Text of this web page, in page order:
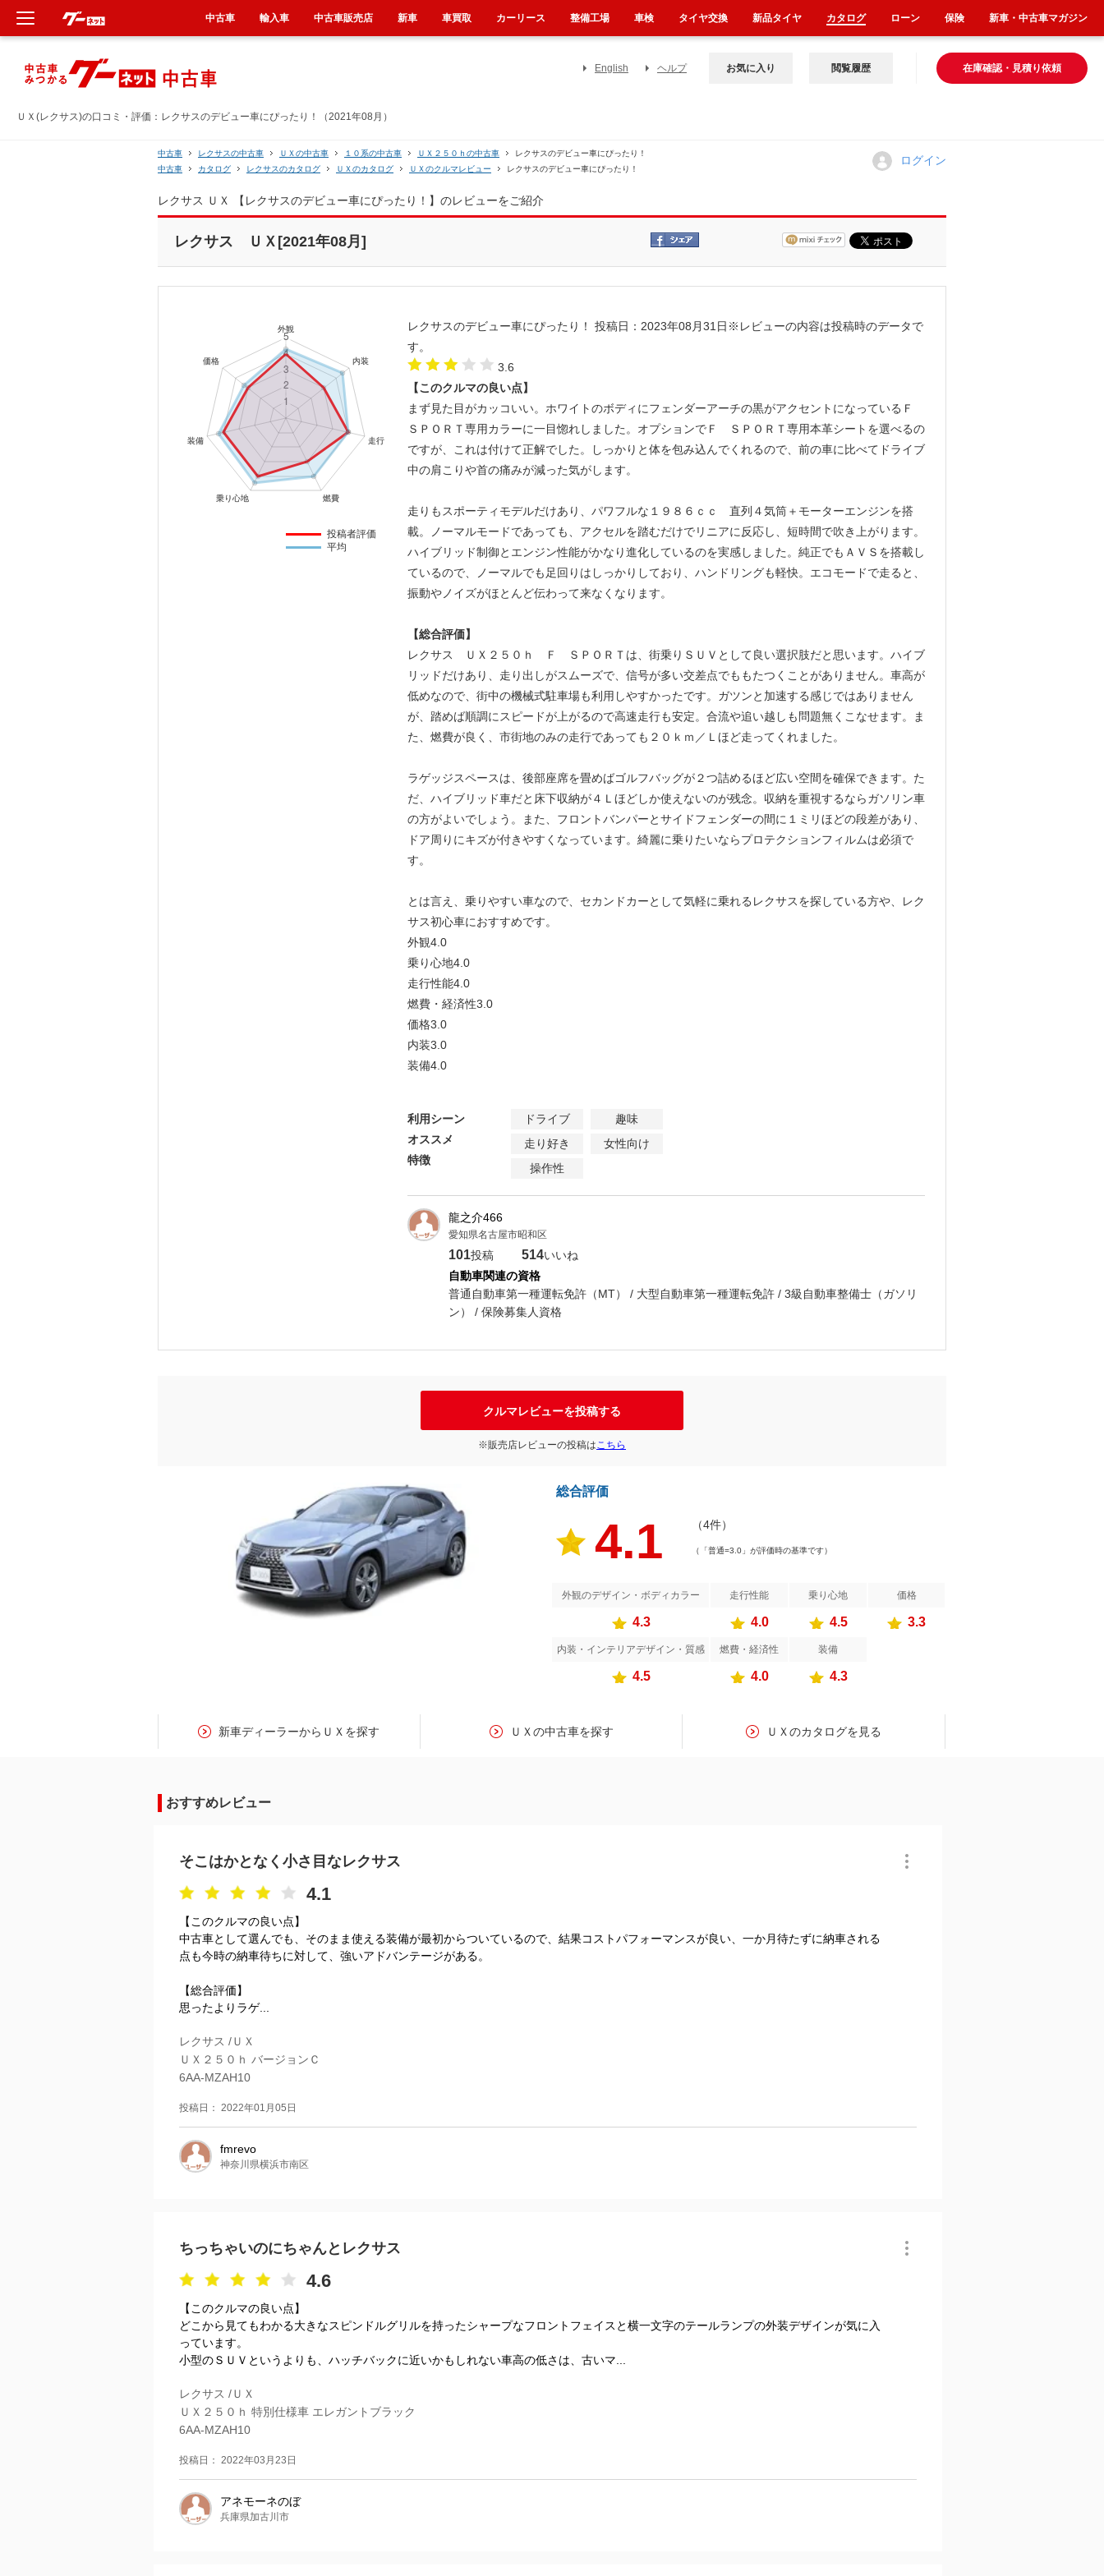
ＵＸ(レクサス)の口コミ・評価：レクサスのデビュー車にぴったり！（2021年08月）
English ヘルプ 在庫確認・見積り依頼
お気に入り 閲覧履歴
中古車 レクサスの中古車 ＵＸの中古車 １０系の中古車 ＵＸ２５０ｈの中古車
レクサスのデビュー車にぴったり！
中古車
カタログ レクサスのカタログ ＵＸのカタログ ＵＸのクルマレビュー レクサスのデビュー車にぴったり！
ログイン
レクサス ＵＸ 【レクサスのデビュー車にぴったり！】のレビューをご紹介
レクサス ＵＸ[2021年08月]
投稿者評価
平均
レクサスのデビュー車にぴったり！ 投稿日：2023年08月31日 ※レビューの内容は投稿時のデータで
す。
3.6
【このクルマの良い点】
まず見た目がカッコいい。ホワイトのボディにフェンダーアーチの黒がアクセントになっているＦ
ＳＰＯＲＴ専用カラーに一目惚れしました。オプションでＦ ＳＰＯＲＴ専用本革シートを選べるの
ですが、これは付けて正解でした。しっかりと体を包み込んでくれるので、前の車に比べてドライブ
中の肩こりや首の痛みが減った気がします。
走りもスポーティモデルだけあり、パワフルな１９８６ｃｃ 直列４気筒＋モーターエンジンを搭
載。ノーマルモードであっても、アクセルを踏むだけでリニアに反応し、短時間で吹き上がります。
ハイブリッド制御とエンジン性能がかなり進化しているのを実感しました。純正でもＡＶＳを搭載し
ているので、ノーマルでも足回りはしっかりしており、ハンドリングも軽快。エコモードで走ると、
振動やノイズがほとんど伝わって来なくなります。
【総合評価】
レクサス ＵＸ２５０ｈ Ｆ ＳＰＯＲＴは、街乗りＳＵＶとして良い選択肢だと思います。ハイブ
リッドだけあり、走り出しがスムーズで、信号が多い交差点でももたつくことがありません。車高が
低めなので、街中の機械式駐車場も利用しやすかったです。ガツンと加速する感じではありません
が、踏めば順調にスピードが上がるので高速走行も安定。合流や追い越しも問題無くこなせます。ま
た、燃費が良く、市街地のみの走行であっても２０ｋｍ／Ｌほど走ってくれました。
ラゲッジスペースは、後部座席を畳めばゴルフバッグが２つ詰めるほど広い空間を確保できます。た
だ、ハイブリッド車だと床下収納が４Ｌほどしか使えないのが残念。収納を重視するならガソリン車
の方がよいでしょう。また、フロントバンパーとサイドフェンダーの間に１ミリほどの段差があり、
ドア周りにキズが付きやすくなっています。綺麗に乗りたいならプロテクションフィルムは必須で
す。
とは言え、乗りやすい車なので、セカンドカーとして気軽に乗れるレクサスを探している方や、レク
サス初心車におすすめです。
外観4.0
乗り心地4.0
走行性能4.0
燃費・経済性3.0
価格3.0
内装3.0
装備4.0
利用シーン ドライブ
趣味
オススメ
走り好き
女性向け
特徴
操作性
龍之介466
愛知県名古屋市昭和区
101投稿 514いいね
自動車関連の資格
普通自動車第一種運転免許（MT） / 大型自動車第一種運転免許 / 3級自動車整備士（ガソリ
ン） / 保険募集人資格
クルマレビューを投稿する
※販売店レビューの投稿はこちら
総合評価
4.1 （4件）
（「普通=3.0」が評価時の基準です）
外観のデザイン・ボディカラー 走行性能 乗り心地 価格
4.3 4.0 4.5 3.3
内装・インテリアデザイン・質感 燃費・経済性 装備
4.5 4.0 4.3
新車ディーラーからＵＸを探す ＵＸの中古車を探す ＵＸのカタログを見る
おすすめレビュー
そこはかとなく小さ目なレクサス
4.1
【このクルマの良い点】
中古車として選んでも、そのまま使える装備が最初からついているので、結果コストパフォーマンスが良い、一か月待たずに納車される
点も今時の納車待ちに対して、強いアドバンテージがある。
【総合評価】
思ったよりラゲ...
レクサス /ＵＸ
ＵＸ２５０ｈ バージョンＣ
6AA-MZAH10
投稿日： 2022年01月05日
fmrevo
神奈川県横浜市南区
ちっちゃいのにちゃんとレクサス
4.6
【このクルマの良い点】
どこから見てもわかる大きなスピンドルグリルを持ったシャープなフロントフェイスと横一文字のテールランプの外装デザインが気に入
っています。
小型のＳＵＶというよりも、ハッチバックに近いかもしれない車高の低さは、古いマ...
レクサス /ＵＸ
ＵＸ２５０ｈ 特別仕様車 エレガントブラック
6AA-MZAH10
投稿日： 2022年03月23日
アネモーネのぼ
兵庫県加古川市
中古車 輸入車 中古車販売店 新車 車買取 カーリース 整備工場 車検 タイヤ交換 新品タイヤ カタログ ローン 保険 新車・中古車マガジン
新車
中古車